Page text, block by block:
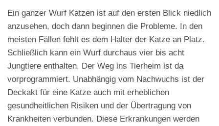
Ein ganzer Wurf Katzen ist auf den ersten Blick niedlich
anzusehen, doch dann beginnen die Probleme. In den
meisten Fällen fehlt es dem Halter der Katze an Platz.
Schließlich kann ein Wurf durchaus vier bis acht
Jungtiere enthalten. Der Weg ins Tierheim ist da
vorprogrammiert. Unabhängig vom Nachwuchs ist der
Deckakt für eine Katze auch mit erheblichen
gesundheitlichen Risiken und der Übertragung von
Krankheiten verbunden. Diese Erkrankungen werden